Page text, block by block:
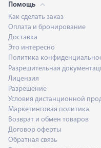
Помощь
Как сделать заказ
Оплата и бронирование
Доставка
Это интересно
Политика
Разрешительная
Лицензия
Разрешение
Условия дистанционной
Маркетинговая политика
Возврат и обмен товаров
Договор оферты
Обратная связь